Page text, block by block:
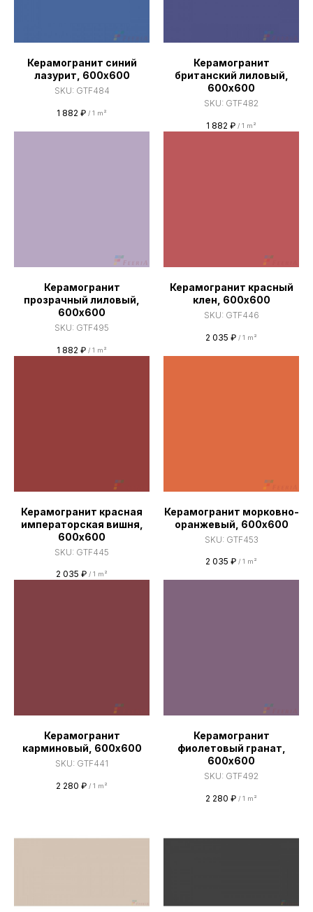
Керамогранит синий
лазурит, 600х600
SKU: GTF484
1 882 ₽ / 1 m²
Керамогранит
британский лиловый,
600х600
SKU: GTF482
1 882 ₽ / 1 m²
Керамогранит
прозрачный лиловый,
600х600
SKU: GTF495
1 882 ₽ / 1 m²
Керамогранит красный
клен, 600х600
SKU: GTF446
2 035 ₽ / 1 m²
Керамогранит красная
императорская вишня,
600х600
SKU: GTF445
2 035 ₽ / 1 m²
Керамогранит морковно-
оранжевый, 600х600
SKU: GTF453
2 035 ₽ / 1 m²
Керамогранит
карминовый, 600х600
SKU: GTF441
2 280 ₽ / 1 m²
Керамогранит
фиолетовый гранат,
600х600
SKU: GTF492
2 280 ₽ / 1 m²